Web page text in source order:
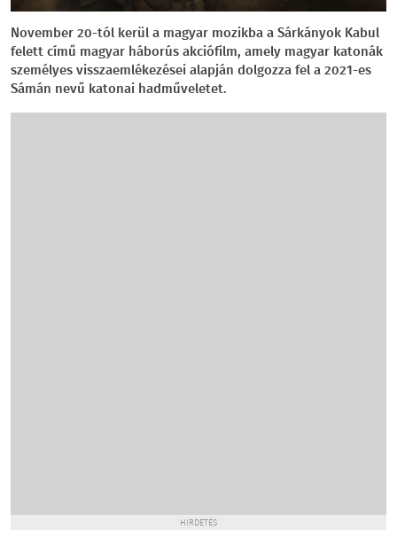
November 20-tól kerül a magyar mozikba a Sárkányok Kabul
felett című magyar háborús akciófilm, amely magyar katonák
személyes visszaemlékezései alapján dolgozza fel a 2021-es
Sámán nevű katonai hadműveletet.
HIRDETÉS